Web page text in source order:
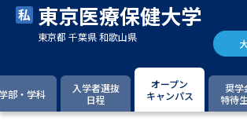
大学パンフ 学部・学科パ
大学入学共
募集要項＆願
過去問題集
東京医療保健大学
東京都 千葉県 和歌山県
部・学科
入学者選抜
日程
オープン
キャンパス
奨学
特待